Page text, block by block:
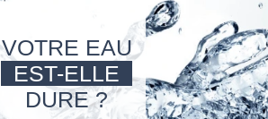
VOTRE EAU
EST-ELLE
DURE ?